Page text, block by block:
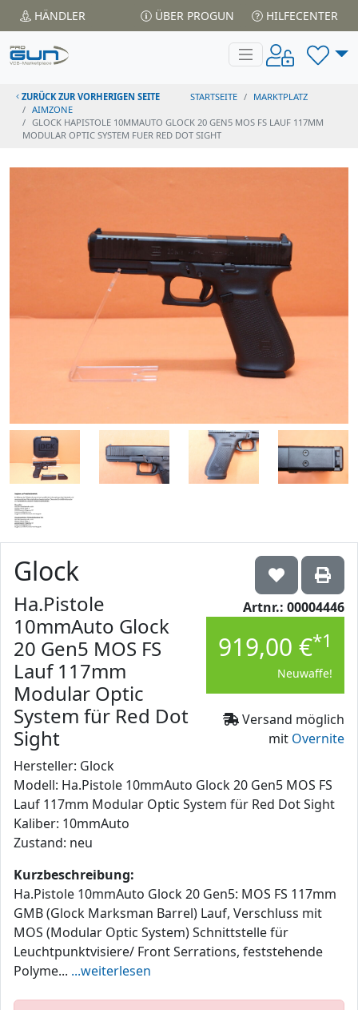
HÄNDLER ÜBER PROGUN HILFECENTER
ZURÜCK ZUR VORHERIGEN SEITE STARTSEITE
MARKTPLATZ
AIMZONE
GLOCK HAPISTOLE 10MMAUTO GLOCK 20 GEN5 MOS FS LAUF 117MM
MODULAR OPTIC SYSTEM FUER RED DOT SIGHT
Artnr.: 00004446
919,00 €*1
Neuwaffe!
Versand möglich
mit Overnite
Glock
Ha.Pistole
10mmAuto Glock
20 Gen5 MOS FS
Lauf 117mm
Modular Optic
System für Red Dot
Sight
Hersteller: Glock
Modell: Ha.Pistole 10mmAuto Glock 20 Gen5 MOS FS
Lauf 117mm Modular Optic System für Red Dot Sight
Kaliber: 10mmAuto
Zustand: neu
Kurzbeschreibung:
Ha.Pistole 10mmAuto Glock 20 Gen5: MOS FS 117mm
GMB (Glock Marksman Barrel) Lauf, Verschluss mit
MOS (Modular Optic System) Schnittstelle für
Leuchtpunktvisiere/ Front Serrations, feststehende
Polyme... ...weiterlesen